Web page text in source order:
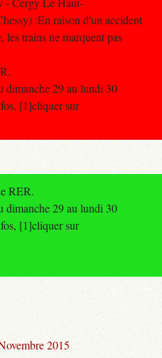
:En raison d'un accident
les trains ne marquent pas
dimanche 29 au lundi 30
[1]cliquer sur
RER.
dimanche 29 au lundi 30
[1]cliquer sur
2015